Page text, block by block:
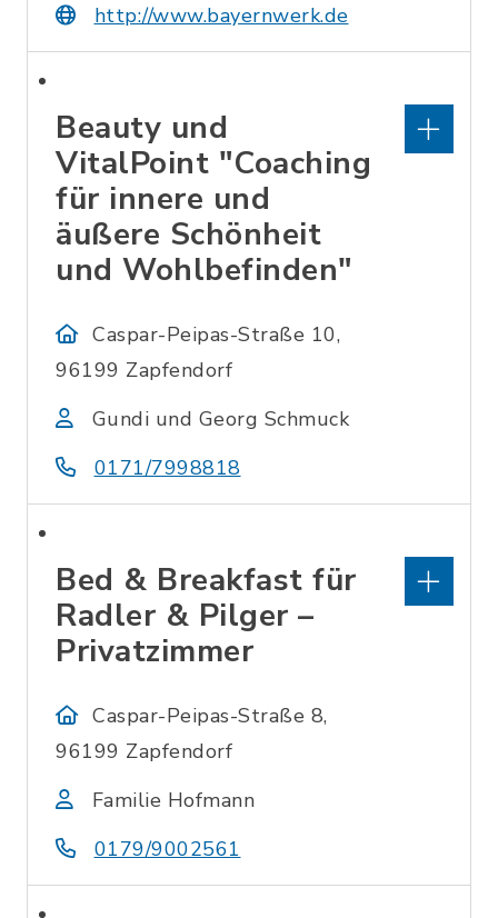
http://www.bayernwerk.de
Beauty und
VitalPoint "Coaching
für innere und
äußere Schönheit
und Wohlbefinden"
Caspar-Peipas-Straße 10,
96199 Zapfendorf
Gundi und Georg Schmuck
0171/7998818
Bed & Breakfast für
Radler & Pilger –
Privatzimmer
Caspar-Peipas-Straße 8,
96199 Zapfendorf
Familie Hofmann
0179/9002561